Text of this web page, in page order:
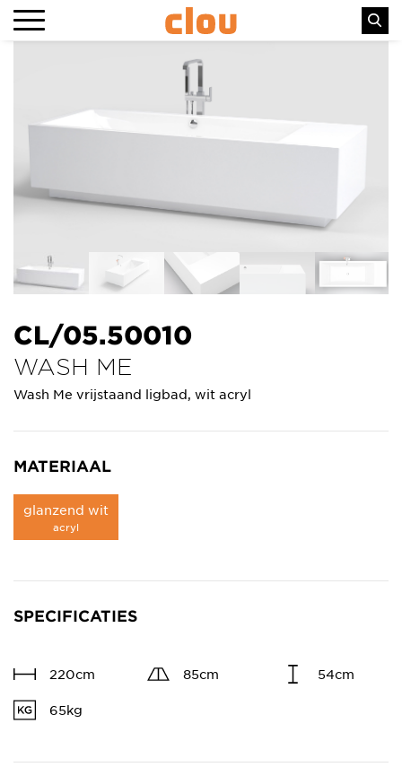
CL/05.50010
WASH ME
Wash Me vrijstaand ligbad, wit acryl
MATERIAAL
glanzend wit
acryl
SPECIFICATIES
220cm 85cm 54cm
65kg